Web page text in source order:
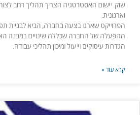
שוק. יישום האסטרטגיה הצריך תהליך רחב
וארגונית.
הפרוייקט שארגו בצעה בחברה, הביא לבניית
ההפעלה של החברה שכללה שינויים במבנה
הגדרות עיסוקים וייעול ומיכון תהליכי עבודה.
קרא עוד »